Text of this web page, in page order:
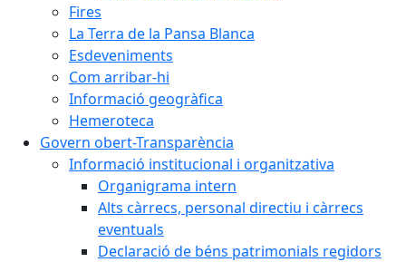
Fires
La Terra de la Pansa Blanca
Esdeveniments
Com arribar-hi
Informació geogràfica
Hemeroteca
Govern obert-Transparència
Informació institucional i organitzativa
Organigrama intern
Alts càrrecs, personal directiu i càrrecs
eventuals
Declaració de béns patrimonials regidors